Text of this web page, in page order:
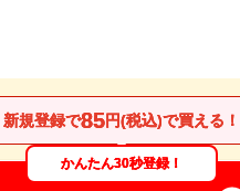
新規登録で85円(税込)で買える！
かんたん30秒登録！